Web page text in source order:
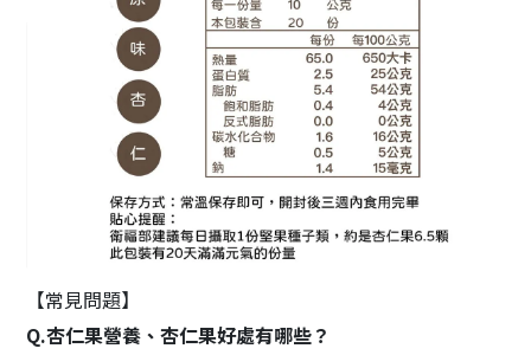
【常見問題】
Q.杏仁果營養、杏仁果好處有哪些？